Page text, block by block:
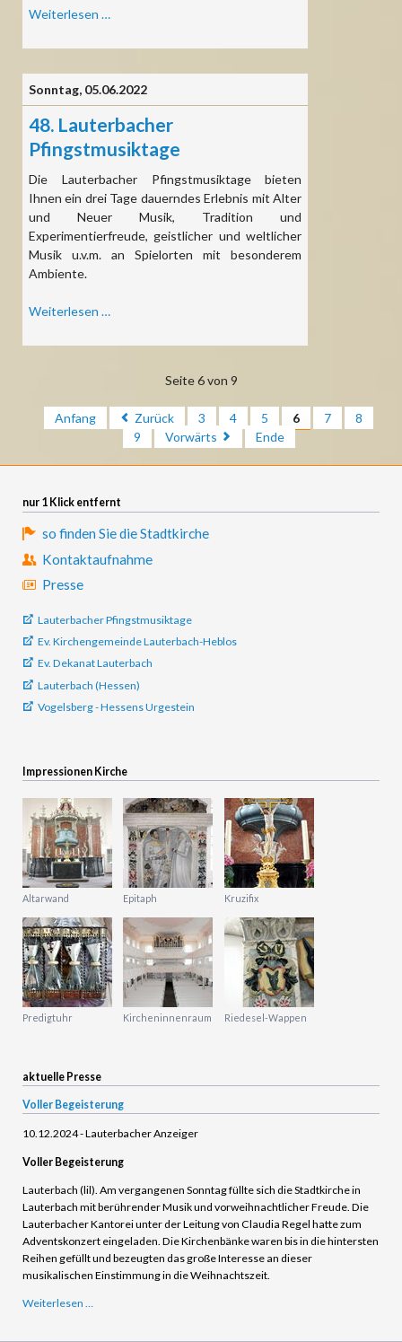
Weiterlesen …
Pfingstmusiktage
Sonntag, 05.06.2022
48. Lauterbacher
Pfingstmusiktage
Die Lauterbacher Pfingstmusiktage bieten
Ihnen ein drei Tage dauerndes Erlebnis mit Alter
und Neuer Musik, Tradition und
Experimentierfreude, geistlicher und weltlicher
Musik u.v.m. an Spielorten mit besonderem
Ambiente.
Weiterlesen …
Pfingstmusiktage
Seite 6 von 9
Anfang Zurück 3 4 5 6 7
8
9
Vorwärts Ende
nur 1 Klick entfernt
so finden Sie die Stadtkirche
Kontaktaufnahme
Presse
Lauterbacher Pfingstmusiktage
Ev. Kirchengemeinde Lauterbach-Heblos
Ev. Dekanat Lauterbach
Lauterbach (Hessen)
Vogelsberg - Hessens Urgestein
Impressionen Kirche
Altarwand Epitaph Kruzifix
Predigtuhr Kircheninnenraum Riedesel-Wappen
aktuelle Presse
Voller Begeisterung
10.12.2024 - Lauterbacher Anzeiger
Voller Begeisterung
Lauterbach (lil). Am vergangenen Sonntag füllte sich die Stadtkirche in
Lauterbach mit berührender Musik und vorweihnachtlicher Freude. Die
Lauterbacher Kantorei unter der Leitung von Claudia Regel hatte zum
Adventskonzert eingeladen. Die Kirchenbänke waren bis in die hintersten
Reihen gefüllt und bezeugten das große Interesse an dieser
musikalischen Einstimmung in die Weihnachtszeit.
Weiterlesen …